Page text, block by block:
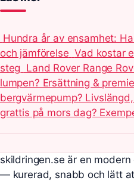
Hundra år av ensamhet:
och jämförelse Vad kostar
steg Land Rover Range
lumpen? Ersättning & premie
bergvärmepump?
grattis på mors dag?
skildringen.se är en
— kurerad, snabb och lätt